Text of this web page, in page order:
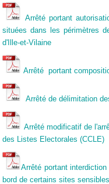
Arrêté portant
situées dans les périmètres
d'Ille-et-Vilaine
Arrêté portant
Arrêté de délimitation
Arrêté modificatif de
des Listes Electorales (CCLE)
Arrêté portant
bord de certains sites